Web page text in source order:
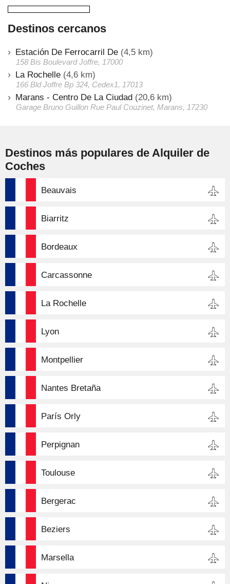
Destinos cercanos
Estación De Ferrocarril De (4,5 km)
158 Bis Boulevard Joffre, 17000
La Rochelle (4,6 km)
166 Bld Joffre Bp 324, Cedex1, 17013
Marans - Centro De La Ciudad (20,6 km)
Garage Bruno Guillon Rue Paul Couzinet, Marans, 17230
Destinos más populares de Alquiler de
Coches
Beauvais
Biarritz
Bordeaux
Carcassonne
La Rochelle
Lyon
Montpellier
Nantes Bretaña
París Orly
Perpignan
Toulouse
Bergerac
Beziers
Marsella